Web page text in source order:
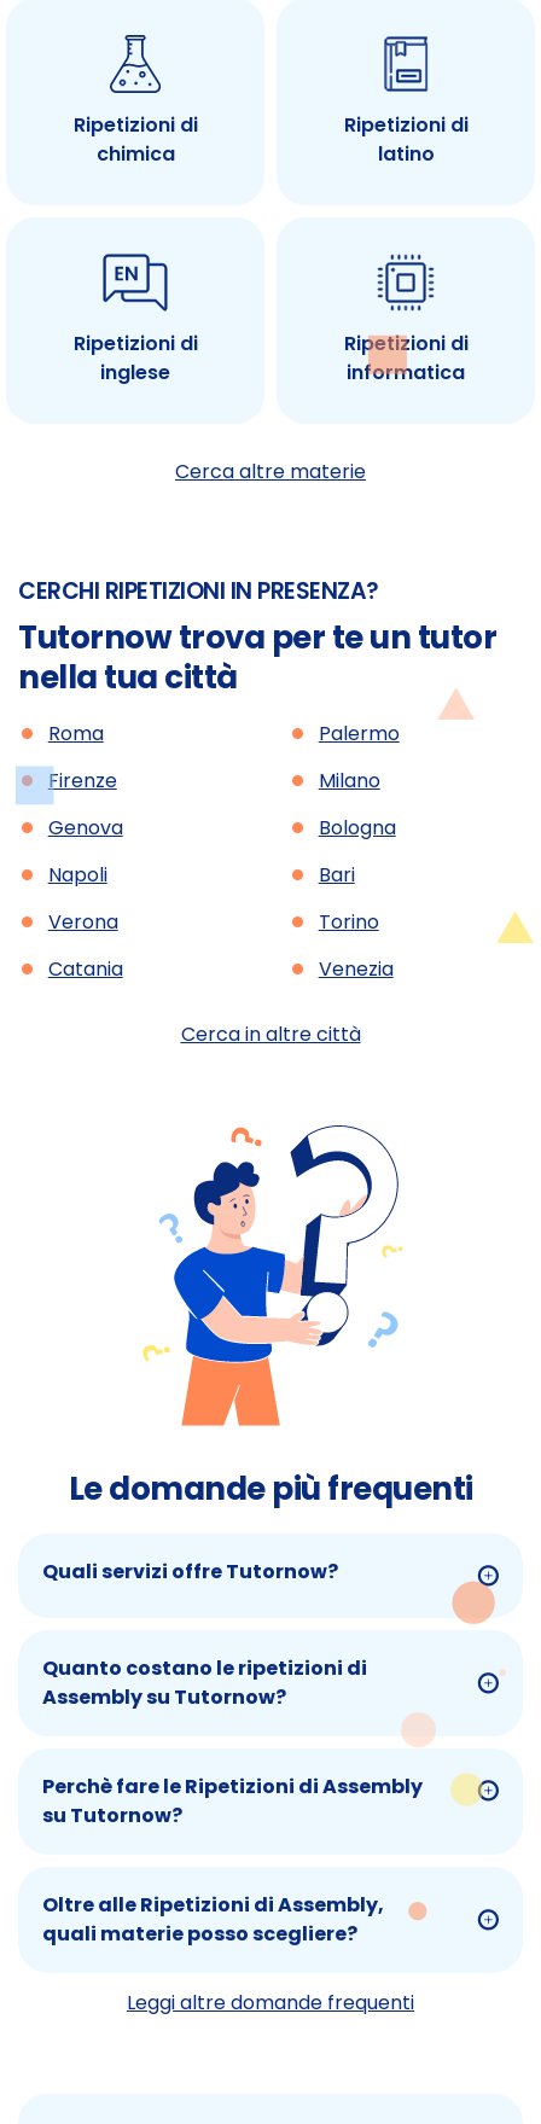
Ripetizioni di
chimica
Ripetizioni di
latino
Ripetizioni di
inglese
Ripetizioni di
informatica
Cerca altre materie
CERCHI RIPETIZIONI IN PRESENZA?
Tutornow trova per te un tutor
nella tua città
• Roma • Palermo
• Firenze • Milano
• Genova • Bologna
• Napoli • Bari
• Verona • Torino
• Catania • Venezia
Cerca in altre città
Le domande più frequenti
Quali servizi offre Tutornow?
Quanto costano le ripetizioni di
Assembly su Tutornow?
Perchè fare le Ripetizioni di Assembly
su Tutornow?
Oltre alle Ripetizioni di Assembly,
quali materie posso scegliere?
Leggi altre domande frequenti